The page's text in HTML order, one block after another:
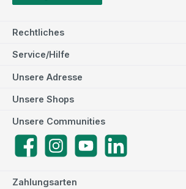
Rechtliches
Service/Hilfe
Zahlungsarten
Unsere Adresse
Unsere Communities
FacebookInstagramYouTube
Unsere Shops